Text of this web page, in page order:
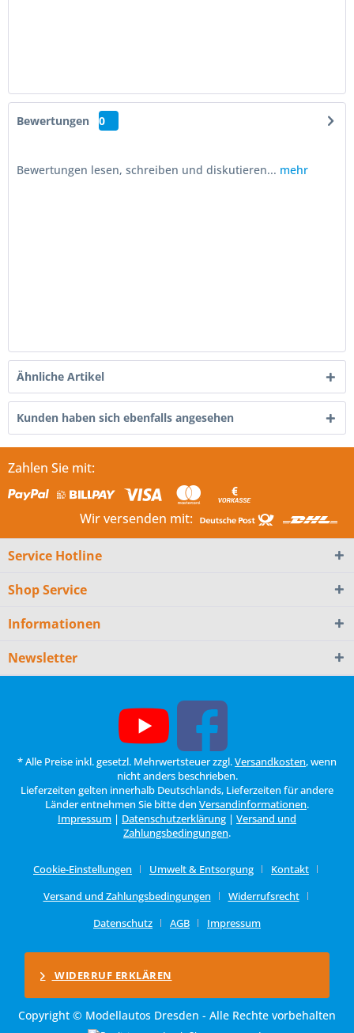
Bewertungen 0
Bewertungen lesen, schreiben und diskutieren... mehr
Ähnliche Artikel
Kunden haben sich ebenfalls angesehen
Zahlen Sie mit:
Wir versenden mit:
Service Hotline
Shop Service
Informationen
Newsletter
* Alle Preise inkl. gesetzl. Mehrwertsteuer zzgl.Versandkosten, wenn
nicht anders beschrieben.
Lieferzeiten gelten innerhalb Deutschlands, Lieferzeiten für andere
Länder entnehmen Sie bitte den Versandinformationen.
Impressum | Datenschutzerklärung | Versand und
Zahlungsbedingungen.
Cookie-Einstellungen Umwelt & Entsorgung
Kontakt
Versand und Zahlungsbedingungen
Widerrufsrecht
Datenschutz
AGB Impressum
WIDERRUF ERKLÄREN
Copyright © Modellautos Dresden - Alle Rechte vorbehalten